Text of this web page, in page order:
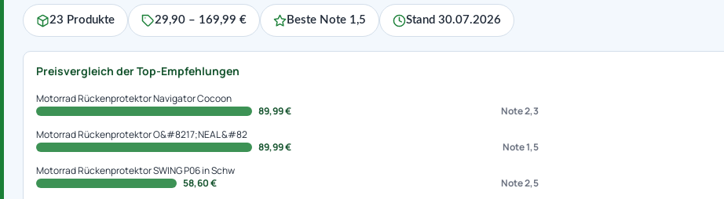
23 Produkte 29,90 – 169,99 € Beste Note 1,5 Stand 30.07.2026
Preisvergleich der Top-Empfehlungen
Motorrad Rückenprotektor Navigator Cocoon
89,99 €
Note 2,3
Motorrad Rückenprotektor O&#8217;NEAL &#82
89,99 €
Note 1,5
Motorrad Rückenprotektor SWING P06 in Schw
58,60 €
Note 2,5